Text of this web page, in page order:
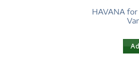
HAVANA for